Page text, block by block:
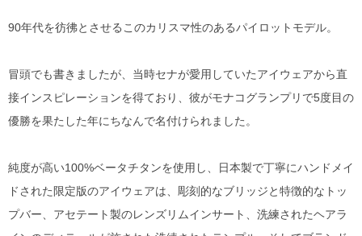
90年代を彷彿とさせるこのカリスマ性のあるパイロットモデル。
冒頭でも書きましたが、当時セナが愛用していたアイウェアから直
接インスピレーションを得ており、彼がモナコグランプリで5度目の
優勝を果たした年にちなんで名付けられました。
純度が高い100%ベータチタンを使用し、日本製で丁寧にハンドメイ
ドされた限定版のアイウェアは、彫刻的なブリッジと特徴的なトッ
プバー、アセテート製のレンズリムインサート、洗練されたヘアラ